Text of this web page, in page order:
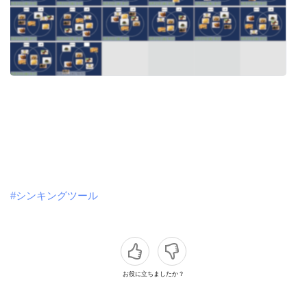
#シンキングツール
お役に立ちましたか？